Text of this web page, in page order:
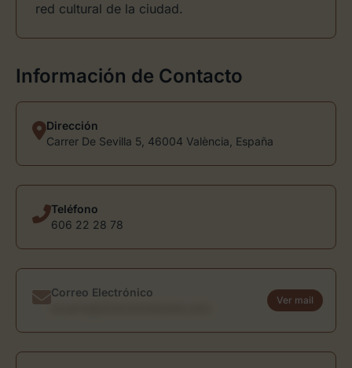
red cultural de la ciudad.
Información de Contacto
Dirección
Carrer De Sevilla 5, 46004 València, España
Teléfono
606 22 28 78
Correo Electrónico
Ver mail